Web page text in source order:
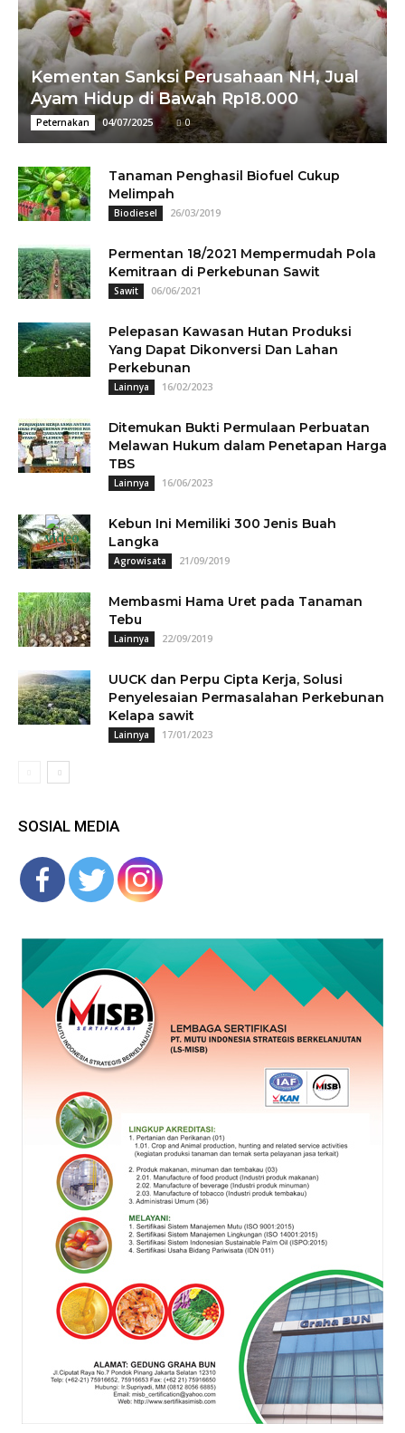
Kementan Sanksi Perusahaan NH, Jual
Ayam Hidup di Bawah Rp18.000
Peternakan 04/07/2025 0
Tanaman Penghasil Biofuel Cukup
Melimpah
Biodiesel 26/03/2019
Permentan 18/2021 Mempermudah Pola
Kemitraan di Perkebunan Sawit
Sawit 06/06/2021
Pelepasan Kawasan Hutan Produksi
Yang Dapat Dikonversi Dan Lahan
Perkebunan
Lainnya 16/02/2023
Ditemukan Bukti Permulaan Perbuatan
Melawan Hukum dalam Penetapan Harga
TBS
Lainnya 16/06/2023
Kebun Ini Memiliki 300 Jenis Buah
Langka
Agrowisata 21/09/2019
Membasmi Hama Uret pada Tanaman
Tebu
Lainnya 22/09/2019
UUCK dan Perpu Cipta Kerja, Solusi
Penyelesaian Permasalahan Perkebunan
Kelapa sawit
Lainnya 17/01/2023
SOSIAL MEDIA